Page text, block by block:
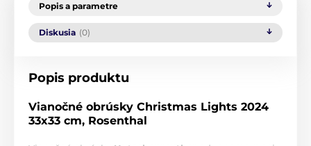
Popis a parametre
Diskusia (0)
Popis produktu
Vianočné obrúsky Christmas Lights 2024
33x33 cm, Rosenthal